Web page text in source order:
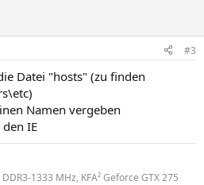
#3
Datei "hosts" (zu finden
Namen vergeben
IE
1333 MHz, KFA² Geforce GTX 275